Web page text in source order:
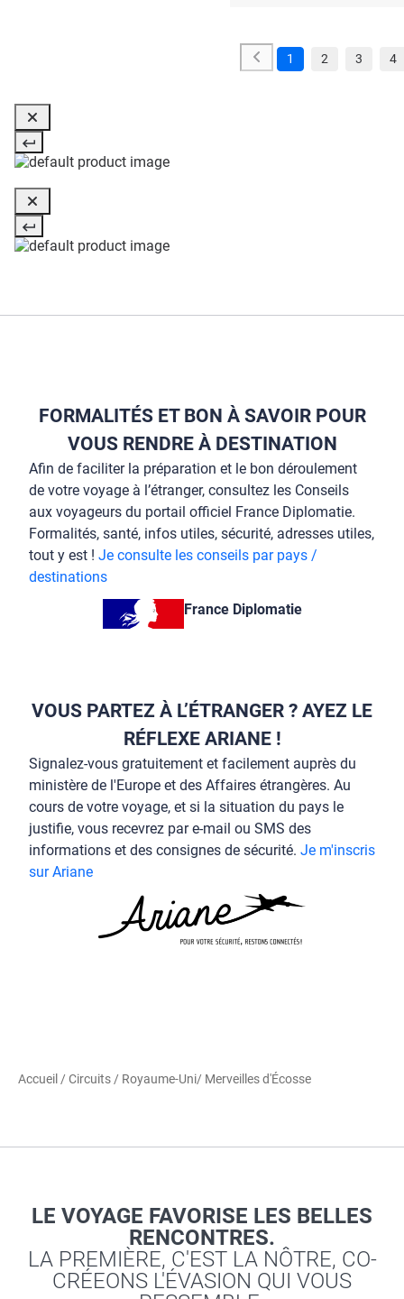
1 2 3 4
FORMALITÉS ET BON À SAVOIR POUR
VOUS RENDRE À DESTINATION
Afin de faciliter la préparation et le bon déroulement
de votre voyage à l’étranger, consultez les Conseils
aux voyageurs du portail officiel France Diplomatie.
Formalités, santé, infos utiles, sécurité, adresses utiles,
tout y est ! Je consulte les conseils par pays /
destinations
France Diplomatie
VOUS PARTEZ À L’ÉTRANGER ? AYEZ LE
RÉFLEXE ARIANE !
Signalez-vous gratuitement et facilement auprès du
ministère de l'Europe et des Affaires étrangères. Au
cours de votre voyage, et si la situation du pays le
justifie, vous recevrez par e-mail ou SMS des
informations et des consignes de sécurité. Je m'inscris
sur Ariane
Accueil /Circuits / Royaume-Uni/ Merveilles d'Écosse
LE VOYAGE FAVORISE LES BELLES
RENCONTRES.
LA PREMIÈRE, C'EST LA NÔTRE, CO-
CRÉEONS L'ÉVASION QUI VOUS